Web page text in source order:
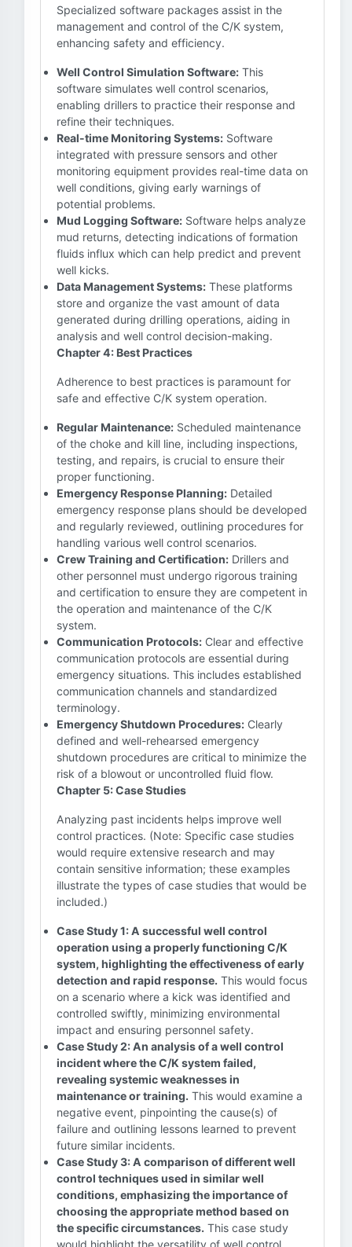
Specialized software packages assist in the
management and control of the C/K system,
enhancing safety and efficiency.
Well Control Simulation Software: This
software simulates well control scenarios,
enabling drillers to practice their response and
refine their techniques.
Real-time Monitoring Systems: Software
integrated with pressure sensors and other
monitoring equipment provides real-time data on
well conditions, giving early warnings of
potential problems.
Mud Logging Software: Software helps analyze
mud returns, detecting indications of formation
fluids influx which can help predict and prevent
well kicks.
Data Management Systems: These platforms
store and organize the vast amount of data
generated during drilling operations, aiding in
analysis and well control decision-making.
Chapter 4: Best Practices
Adherence to best practices is paramount for
safe and effective C/K system operation.
Regular Maintenance: Scheduled maintenance
of the choke and kill line, including inspections,
testing, and repairs, is crucial to ensure their
proper functioning.
Emergency Response Planning: Detailed
emergency response plans should be developed
and regularly reviewed, outlining procedures for
handling various well control scenarios.
Crew Training and Certification: Drillers and
other personnel must undergo rigorous training
and certification to ensure they are competent in
the operation and maintenance of the C/K
system.
Communication Protocols: Clear and effective
communication protocols are essential during
emergency situations. This includes established
communication channels and standardized
terminology.
Emergency Shutdown Procedures: Clearly
defined and well-rehearsed emergency
shutdown procedures are critical to minimize the
risk of a blowout or uncontrolled fluid flow.
Chapter 5: Case Studies
Analyzing past incidents helps improve well
control practices. (Note: Specific case studies
would require extensive research and may
contain sensitive information; these examples
illustrate the types of case studies that would be
included.)
Case Study 1: A successful well control
operation using a properly functioning C/K
system, highlighting the effectiveness of early
detection and rapid response. This would focus
on a scenario where a kick was identified and
controlled swiftly, minimizing environmental
impact and ensuring personnel safety.
Case Study 2: An analysis of a well control
incident where the C/K system failed,
revealing systemic weaknesses in
maintenance or training. This would examine a
negative event, pinpointing the cause(s) of
failure and outlining lessons learned to prevent
future similar incidents.
Case Study 3: A comparison of different well
control techniques used in similar well
conditions, emphasizing the importance of
choosing the appropriate method based on
the specific circumstances. This case study
would highlight the versatility of well control